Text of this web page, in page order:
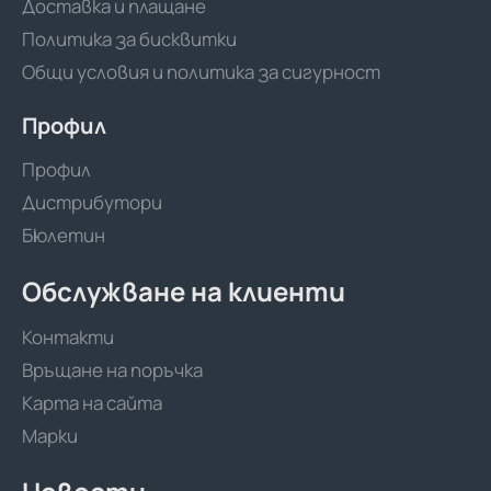
Доставка и плащане
Политика за бисквитки
Общи условия и политика за сигурност
Профил
Профил
Дистрибутори
Бюлетин
Обслужване на клиенти
Контакти
Връщане на поръчка
Карта на сайта
Марки